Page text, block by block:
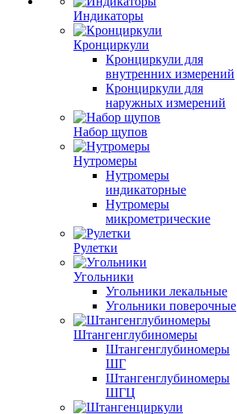
Индикаторы
Кронциркули
Кронциркули для
внутренних измерений
Кронциркули для
наружных измерений
Набор щупов
Нутромеры
Нутромеры
индикаторные
Нутромеры
микрометрические
Рулетки
Угольники
Угольники лекальные
Угольники поверочные
Штангенглубиномеры
Штангенглубиномеры
ШГ
Штангенглубиномеры
ШГЦ